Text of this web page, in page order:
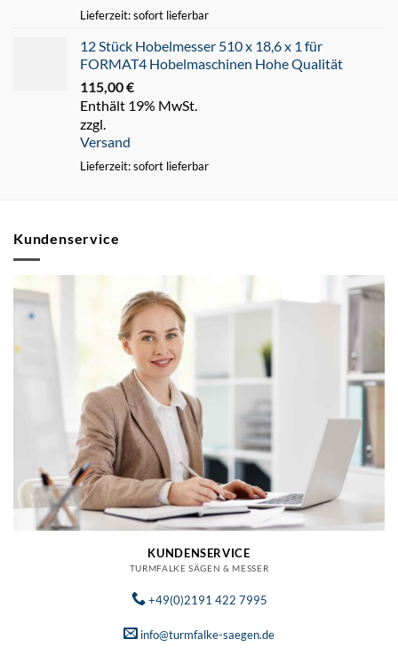
Lieferzeit: sofort lieferbar
12 Stück Hobelmesser 510 x 18,6 x 1 für
FORMAT4 Hobelmaschinen Hohe Qualität
115,00€
Enthält 19% MwSt.
zzgl.
Versand
Lieferzeit: sofort lieferbar
Kundenservice
KUNDENSERVICE
TURMFALKE SÄGEN & MESSER
+49(0)2191 422 7995
info@turmfalke-saegen.de